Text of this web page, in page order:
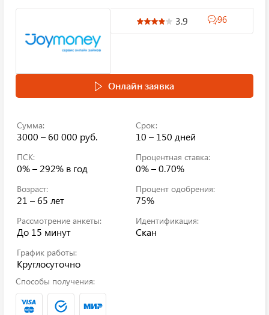
3.9 96
Онлайн заявка
Сумма:
3000 – 60 000 руб.
Срок:
10 – 150 дней
ПСК:
0% – 292% в год
Процентная ставка:
0% – 0.70%
Возраст:
21 – 65 лет
Процент одобрения:
75%
Рассмотрение анкеты:
До 15 минут
Идентификация:
Скан
График работы:
Круглосуточно
Способы получения: